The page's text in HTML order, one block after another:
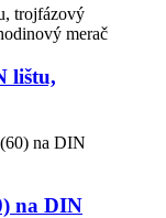
lištu,
na DIN